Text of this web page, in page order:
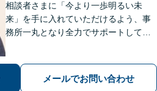
相談者さまに「今より一歩明るい未
来」を手に入れていただけるよう、事
務所一丸となり全力でサポートしてま
かした相続関連業務／交通事故などに
幅広く対応します【初回相談無料】
メールでお問い合わせ